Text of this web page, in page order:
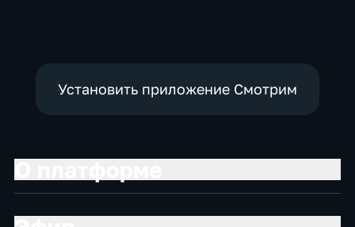
Установить приложение Смотрим